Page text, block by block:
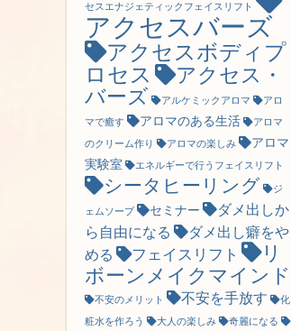
セスエナジェティックフェイスリフト
アクセスバーズ
アクセスボディプ
ロセス
アクセス・
バーズ
アルケミックアロマ
アロ
マで癒す
アロマのある生活
アロマ
のクリーム作り
アロマの楽しみ
アロマ
実験室
エネルギーで行うフェイスリフト
シータヒーリング
ジ
ェムソープ
セミナー
ダメ出しか
ら自由になる
ダメ出し癖をや
める
フェイスリフト
リ
ボーンメイクマインド
不安のメリット 不安を手放す
化
粧水を作ろう
大人の楽しみ
奇麗になる